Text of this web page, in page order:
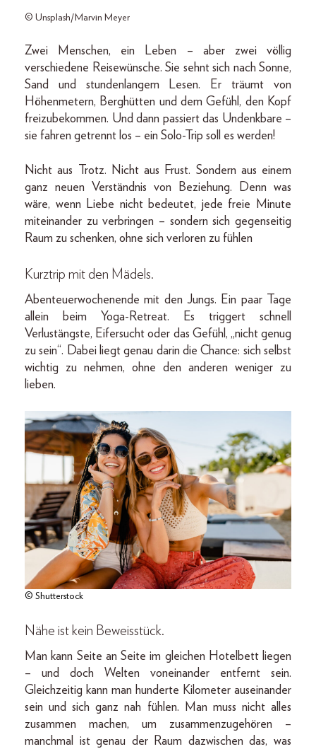
© Unsplash/Marvin Meyer
Zwei Menschen, ein Leben – aber zwei völlig
verschiedene Reisewünsche. Sie sehnt sich nach Sonne,
Sand und stundenlangem Lesen. Er träumt von
Höhenmetern, Berghütten und dem Gefühl, den Kopf
freizubekommen. Und dann passiert das Undenkbare –
sie fahren getrennt los – ein Solo-Trip soll es werden!
Nicht aus Trotz. Nicht aus Frust. Sondern aus einem
ganz neuen Verständnis von Beziehung. Denn was
wäre, wenn Liebe nicht bedeutet, jede freie Minute
miteinander zu verbringen – sondern sich gegenseitig
Raum zu schenken, ohne sich verloren zu fühlen
Kurztrip mit den Mädels.
Abenteuerwochenende mit den Jungs. Ein paar Tage
allein beim Yoga-Retreat. Es triggert schnell
Verlustängste, Eifersucht oder das Gefühl, „nicht genug
zu sein“. Dabei liegt genau darin die Chance: sich selbst
wichtig zu nehmen, ohne den anderen weniger zu
lieben.
© Shutterstock
Nähe ist kein Beweisstück.
Man kann Seite an Seite im gleichen Hotelbett liegen
– und doch Welten voneinander entfernt sein.
Gleichzeitig kann man hunderte Kilometer auseinander
sein und sich ganz nah fühlen. Man muss nicht alles
zusammen machen, um zusammenzugehören –
manchmal ist genau der Raum dazwischen das, was